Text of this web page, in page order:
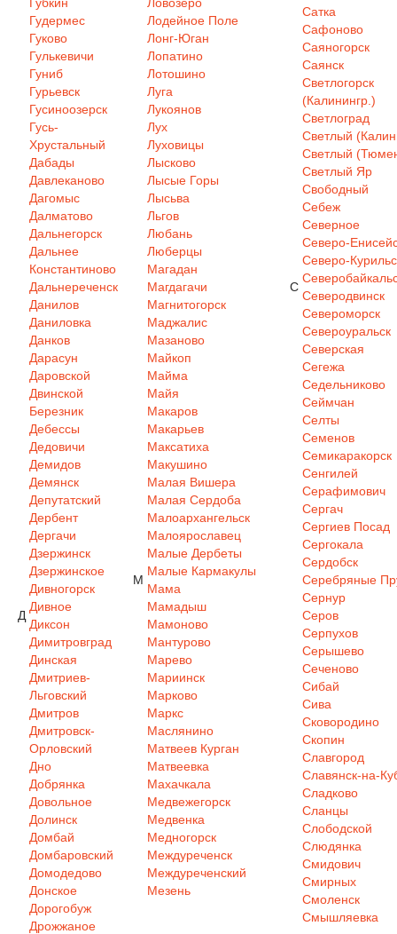
Гудермес
Гуково
Гулькевичи
Гуниб
Гурьевск
Гусиноозерск
Гусь-
Хрустальный
Д
Дабады
Давлеканово
Дагомыс
Далматово
Дальнегорск
Дальнее
Константиново
Дальнереченск
Данилов
Даниловка
Данков
Дарасун
Даровской
Двинской
Березник
Дебессы
Дедовичи
Демидов
Демянск
Депутатский
Дербент
Дергачи
Дзержинск
Дзержинское
Дивногорск
Дивное
Диксон
Димитровград
Динская
Дмитриев-
Льговский
Дмитров
Дмитровск-
Орловский
Дно
Добрянка
Довольное
Долинск
Домбай
Домбаровский
Домодедово
Донское
Дорогобуж
Дрожжаное
Лодейное Поле
Лонг-Юган
Лопатино
Лотошино
Луга
Лукоянов
Лух
Луховицы
Лысково
Лысые Горы
Лысьва
Льгов
Любань
Люберцы
М
Магадан
Магдагачи
Магнитогорск
Маджалис
Мазаново
Майкоп
Майма
Майя
Макаров
Макарьев
Максатиха
Макушино
Малая Вишера
Малая Сердоба
Малоархангельск
Малоярославец
Малые Дербеты
Малые Кармакулы
Мама
Мамадыш
Мамоново
Мантурово
Марево
Мариинск
Марково
Маркс
Маслянино
Матвеев Курган
Матвеевка
Махачкала
Медвежегорск
Медвенка
Медногорск
Междуреченск
Междуреченский
Мезень
С
Сатка
Сафоново
Саяногорск
Саянск
Светлогорск
(Калинингр.)
Светлоград
Светлый
Светлый
Светлый Яр
Свободный
Себеж
Северное
Северо-
Северо-
Северодвинск
Североморск
Североуральск
Северская
Сегежа
Седельниково
Сеймчан
Селты
Семенов
Семикаракорск
Сенгилей
Серафимович
Сергач
Сергиев Посад
Сергокала
Сердобск
Серебряные
Сернур
Серов
Серпухов
Серышево
Сеченово
Сибай
Сива
Сковородино
Скопин
Славгород
Славянск-на-
Сладково
Сланцы
Слободской
Слюдянка
Смидович
Смирных
Смоленск
Смышляевка